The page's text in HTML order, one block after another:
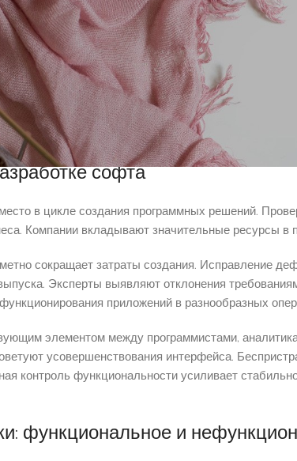
в нахождении неисправностей до
и удобство использования программных
на первых стадиях разработки и
стандарты качества. Методичный
командам создания создавать стабильные и
софта
в цикле создания программных решений.
Компании вкладывают значительные ресурсы
сокращает затраты создания. Исправление
Эксперты выявляют отклонения
приложений в разнообразных
элементом между программистами,
усовершенствования интерфейса.
контроль функциональности усиливает
функциональное и